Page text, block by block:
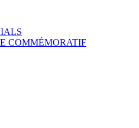
COMMÉMORATIF